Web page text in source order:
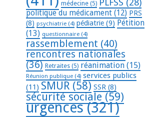
médecine (5) PLFSS (28)
politique du médicament (12) PRS
(8) psychiatrie (4) pédiatrie (9) Pétition
(13) questionnaire (4)
rassemblement (40)
rencontres nationales
(36) Retraites (5) réanimation (15)
Réunion publique (4) services publics
(11) SMUR (58) SSR (8)
sécurité sociale (59)
urgences(321)